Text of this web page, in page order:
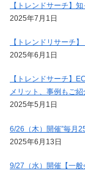
【トレンドサーチ】
2025年7月1日
【トレンドリサーチ
2025年6月1日
【トレンドサーチ】
メリット、事例もご紹
2025年5月1日
6/26（木）開催”毎月
2025年6月13日
9/27（水）開催【一